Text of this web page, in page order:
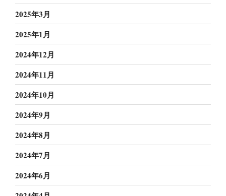
2025年3月
2025年1月
2024年12月
2024年11月
2024年10月
2024年9月
2024年8月
2024年7月
2024年6月